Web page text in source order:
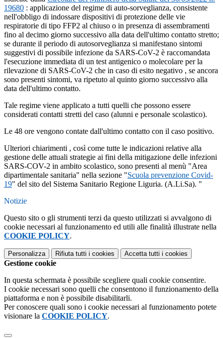
19680 : applicazione del regime di auto-sorveglianza, consistente
nell'obbligo di indossare dispositivi di protezione delle vie
respiratorie di tipo FFP2 al chiuso o in presenza di assembramenti
fino al decimo giorno successivo alla data dell'ultimo contatto stretto;
se durante il periodo di autosorveglianza si manifestano sintomi
suggestivi di possibile infezione da SARS-CoV-2 è raccomandata
l'esecuzione immediata di un test antigenico o molecolare per la
rilevazione di SARS-CoV-2 che in caso di esito negativo , se ancora
sono presenti sintomi, va ripetuto al quinto giorno successivo alla
data dell'ultimo contatto.
Tale regime viene applicato a tutti quelli che possono essere
considerati contatti stretti del caso (alunni e personale scolastico).
Le 48 ore vengono contate dall'ultimo contatto con il caso positivo.
Ulteriori chiarimenti , così come tutte le indicazioni relative alla
gestione delle attuali strategie ai fini della mitigazione delle infezioni
SARS-COV-2 in ambito scolastico, sono presenti al menù "Area
dipartimentale sanitaria" nella sezione "Scuola prevenzione Covid-
19" del sito del Sistema Sanitario Regione Liguria. (A.Li.Sa). "
Notizie
Questo sito o gli strumenti terzi da questo utilizzati si avvalgono di
cookie necessari al funzionamento ed utili alle finalità illustrate nella
COOKIE POLICY.
Personalizza Rifiuta tutti i cookies Accetta tutti i cookies
Gestione cookie
In questa schermata è possibile scegliere quali cookie consentire.
I cookie necessari sono quelli che consentono il funzionamento della
piattaforma e non è possibile disabilitarli.
Per conoscere quali sono i cookie necessari al funzionamento potete
visionare la COOKIE POLICY.